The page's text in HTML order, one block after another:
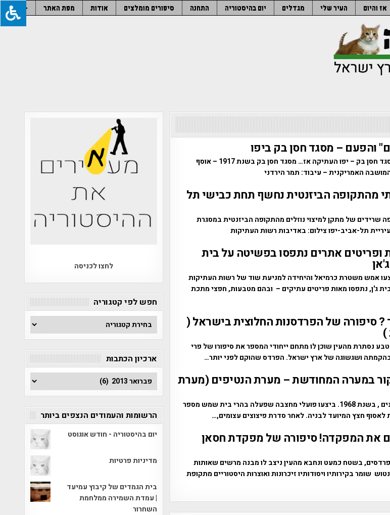
אז והיום העיר שלי מגדלים יום בהיסטוריה התחנה סיפורים מומלצים אודות מפת האתר –
והפעם – מסגד חסן בק ביפו
אז והיום והפעם – מסגד חסן בק – יפו העתיקה אז… מסגד חסן בק בשנת 1917 – אוסף
האמריקנית – עיבוד: תמר הירדני
מהתקופה הביזנטית נחשף תחת כבישי תל
שרידים של מתקן למיצוי נוזלים מהתקופה הביזנטית במסגרת
תל-אביב-יפו צילום: באדיבות רשות העתיקות
ופריטים אתרים נתפסו בפשיטה על בית
אמש משטרת כרמיאל והיחידה למניעת שוד של רשות העתיקות
ג'ן, נתפסו מאות פריטים עתיקים – ובהם מטבעות, חפצי מתכת
? סיפורה של הפרדסנות החלוצית בישראל (
)
נסתרת מהעין שוכן לו מתחם ייחודי המספר את סיפורו של פרי
ושגשוגה של ארץ ישראל. הפרדס שהוקם לפני יותר…
במערה המחודשת – מערת הנטיפים (מערת
לפני כמה עשרות שנים , בשנת 1968. ביצעו פועלי מחצבה שפעלה בהרי בית שמש מספר
לאסוף חצץ המיועד לבניה. לאחר סדרת פיצוצים עצומים,…
את המפקדה! סיפורה של מפקדת חסאן
בשטח כמעט ונחבא מהעין ניצב לו מבנה מרשים שאותות
שומר בקירותיו ויסודותיו זיכרונות ואוצרות היסטוריים מתקופת
לחצו לכניסה
חפש לפי קטגוריה
חפש
לפי
קטגוריה
ארכיון הכתבות
ארכיון
הכתבות
הרשומות והעמודים הנצפים ביותר
יום בהיסטוריה - חודש אוגוסט
מדיניות פרטיות
בית הגמדים של קיבוץ עמיעד
| עמדת השמירה ממלחמת
השחרור